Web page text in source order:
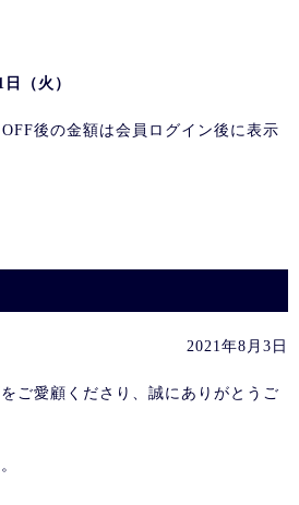
（火）
後の金額は会員ログイン後に表示
2021年8月3日
ご愛顧くださり、誠にありがとうご